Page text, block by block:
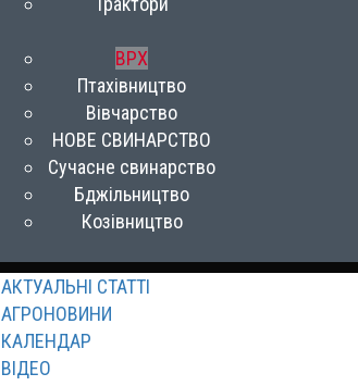
ВРХ
Птахівництво
Вівчарство
НОВЕ СВИНАРСТВО
Сучасне свинарство
Бджільництво
Козівництво
АКТУАЛЬНІ СТАТТІ
АГРОНОВИНИ
КАЛЕНДАР
ВІДЕО